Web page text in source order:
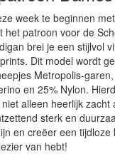
week te beginnen
het patroon voor de
brei je een stijlvol
Dit model wordt
Metropolis-
en 25% Nylon.
alleen heerlijk zacht
sterk en
en creëer een tijdloze
van hebt!